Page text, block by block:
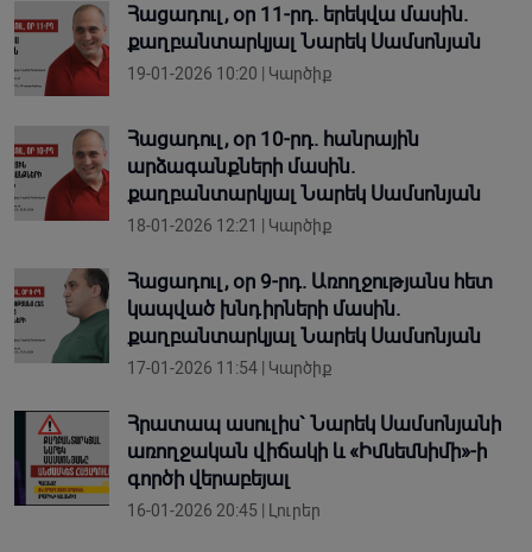
Հացադուլ, օր 11-րդ. երեկվա մասին.
քաղբանտարկյալ Նարեկ Սամսոնյան
19-01-2026 10:20 | Կարծիք
Հացադուլ, օր 10-րդ. հանրային
արձագանքների մասին.
քաղբանտարկյալ Նարեկ Սամսոնյան
18-01-2026 12:21 | Կարծիք
Հացադուլ, օր 9-րդ. Առողջությանս հետ
կապված խնդիրների մասին.
քաղբանտարկյալ Նարեկ Սամսոնյան
17-01-2026 11:54 | Կարծիք
Հրատապ ասուլիս` Նարեկ Սամսոնյանի
առողջական վիճակի և «Իմնեմնիմի»-ի
գործի վերաբեյալ
16-01-2026 20:45 | Լուրեր